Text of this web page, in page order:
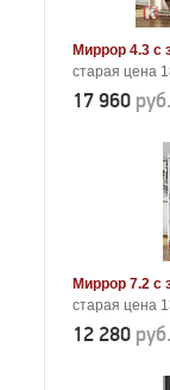
Миррор 4.3 с
старая цена
17 960 руб.
Миррор 7.2 с
старая цена
12 280 руб.